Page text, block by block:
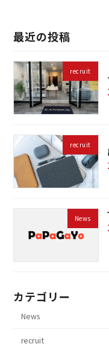
最近の投稿
recruit
recruit
News
カテゴリー
News
recruit